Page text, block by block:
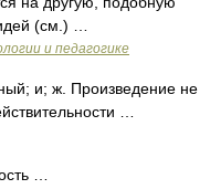
(см.) …
и педагогике
и; ж. Произведение не
…
…